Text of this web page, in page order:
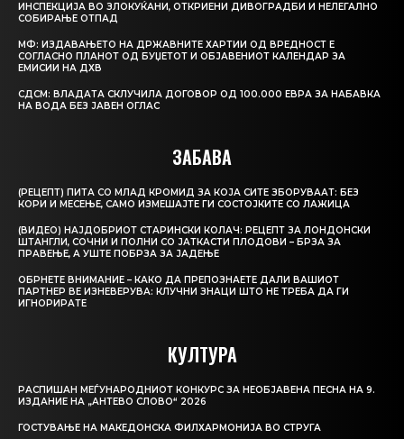
ИНСПЕКЦИЈА ВО ЗЛОКУЌАНИ, ОТКРИЕНИ ДИВОГРАДБИ И НЕЛЕГАЛНО
СОБИРАЊЕ ОТПАД
МФ: ИЗДАВАЊЕТО НА ДРЖАВНИТЕ ХАРТИИ ОД ВРЕДНОСТ Е
СОГЛАСНО ПЛАНОТ ОД БУЏЕТОТ И ОБЈАВЕНИОТ КАЛЕНДАР ЗА
ЕМИСИИ НА ДХВ
СДСМ: ВЛАДАТА СКЛУЧИЛА ДОГОВОР ОД 100.000 ЕВРА ЗА НАБАВКА
НА ВОДА БЕЗ ЈАВЕН ОГЛАС
ЗАБАВА
(РЕЦЕПТ) ПИТА СО МЛАД КРОМИД ЗА КОЈА СИТЕ ЗБОРУВААТ: БЕЗ
КОРИ И МЕСЕЊЕ, САМО ИЗМЕШАЈТЕ ГИ СОСТОЈКИТЕ СО ЛАЖИЦА
(ВИДЕО) НАЈДОБРИОТ СТАРИНСКИ КОЛАЧ: РЕЦЕПТ ЗА ЛОНДОНСКИ
ШТАНГЛИ, СОЧНИ И ПОЛНИ СО ЈАТКАСТИ ПЛОДОВИ – БРЗА ЗА
ПРАВЕЊЕ, А УШТЕ ПОБРЗА ЗА ЈАДЕЊЕ
ОБРНЕТЕ ВНИМАНИЕ – КАКО ДА ПРЕПОЗНАЕТЕ ДАЛИ ВАШИОТ
ПАРТНЕР ВЕ ИЗНЕВЕРУВА: КЛУЧНИ ЗНАЦИ ШТО НЕ ТРЕБА ДА ГИ
ИГНОРИРАТЕ
КУЛТУРА
РАСПИШАН МЕЃУНАРОДНИОТ КОНКУРС ЗА НЕОБЈАВЕНА ПЕСНА НА 9.
ИЗДАНИЕ НА „АНТЕВО СЛОВО“ 2026
ГОСТУВАЊЕ НА МАКЕДОНСКА ФИЛХАРМОНИЈА ВО СТРУГА